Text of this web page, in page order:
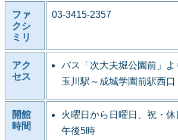
ファ
クシ
ミリ
03-3415-2357
アク
セス
バス「次大夫堀公園前」
玉川駅～成城学園前駅西
開館
時間
火曜日から日曜日、祝・
午後5時